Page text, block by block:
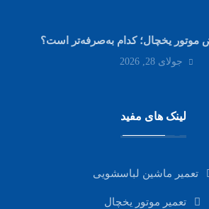
موتور یخچال؛ کدام به‌صرفه‌تر است؟
جولای 28, 2026
لینک های مفید
تعمیر ماشین لباسشویی
تعمیر موتور یخچال